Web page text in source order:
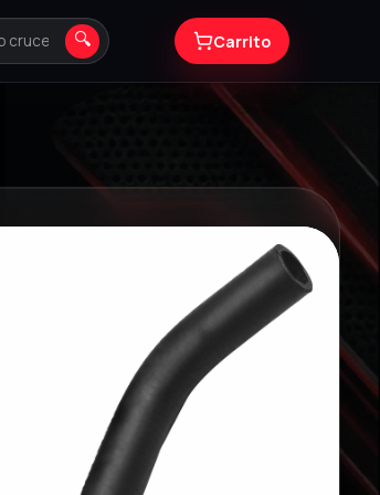
🔍 Carrito